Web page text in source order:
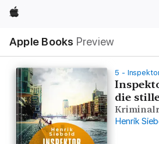
Apple
Apple Books Preview
Nav
Open
Menu
5 -
die
Henrik